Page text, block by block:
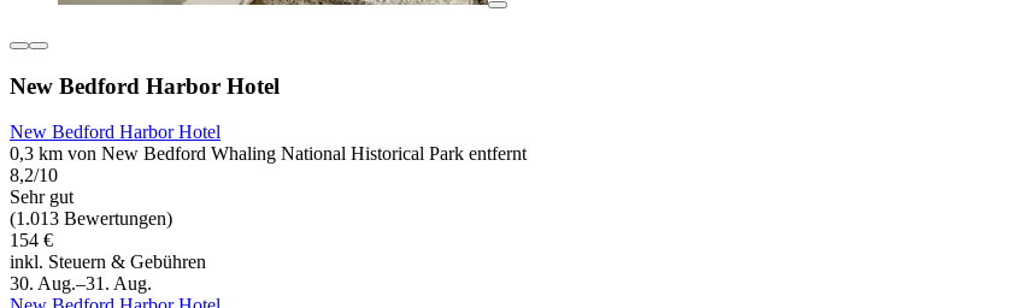
New Bedford Harbor Hotel
New Bedford Harbor Hotel
0,3 km von New Bedford Whaling National Historical Park entfernt
8,2/10
Sehr gut
(1.013 Bewertungen)
154 €
inkl. Steuern & Gebühren
30. Aug.–31. Aug.